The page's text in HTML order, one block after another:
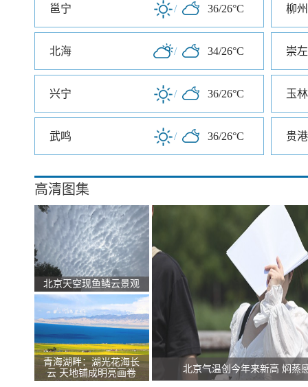
邕宁 / 36/26°C 柳州
北海 / 34/26°C 崇左
兴宁 / 36/26°C 玉林
武鸣 / 36/26°C 贵港
高清图集
北京天空现鱼鳞云景观
青海湖畔：湖光花海长
云 天地铺成明亮画卷
北京气温创今年来新高 焖蒸